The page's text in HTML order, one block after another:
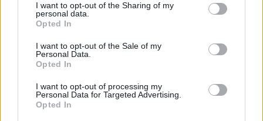
I want to opt-out of the Sharing of my
personal data.
Opted In
I want to opt-out of the Sale of my
Personal Data.
Opted In
I want to opt-out of processing my
Personal Data for Targeted Advertising.
Opted In